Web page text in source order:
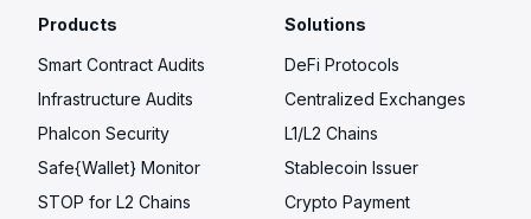
Products
Smart Contract Audits
Infrastructure Audits
Phalcon Security
Safe{Wallet} Monitor
STOP for L2 Chains
Solutions
DeFi Protocols
Centralized Exchanges
L1/L2 Chains
Stablecoin Issuer
Crypto Payment